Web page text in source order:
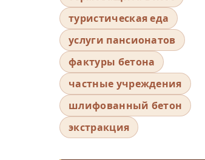
туристическая еда
услуги пансионатов
фактуры бетона
частные учреждения
шлифованный бетон
экстракция